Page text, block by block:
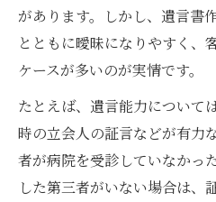
があります。しかし、遺言書
とともに曖昧になりやすく、
ケースが多いのが実情です。
たとえば、遺言能力について
時の立会人の証言などが有力
者が病院を受診していなかっ
した第三者がいない場合は、